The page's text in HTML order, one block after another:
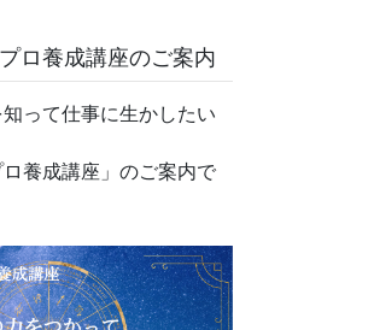
ロ養成講座のご案内
って仕事に生かしたい
ロ養成講座」のご案内で